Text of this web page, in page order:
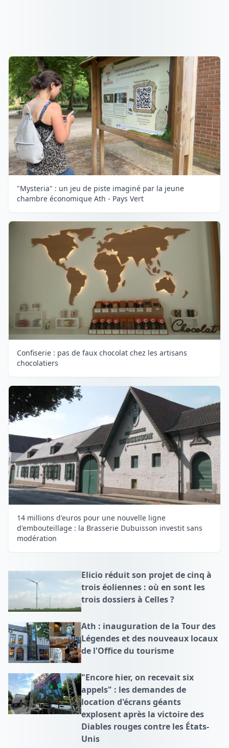
"Mysteria" : un jeu de piste imaginé par la jeune
chambre économique Ath - Pays Vert
Confiserie : pas de faux chocolat chez les artisans
chocolatiers
14 millions d'euros pour une nouvelle ligne
d'embouteillage : la Brasserie Dubuisson investit sans
modération
Elicio réduit son projet de cinq à
trois éoliennes : où en sont les
trois dossiers à Celles ?
Ath : inauguration de la Tour des
Légendes et des nouveaux locaux
de l'Office du tourisme
"Encore hier, on recevait six
appels" : les demandes de
location d'écrans géants
explosent après la victoire des
Diables rouges contre les États-
Unis